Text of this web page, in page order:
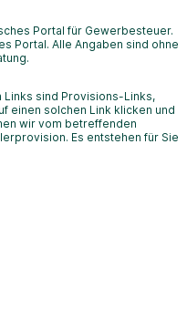
Portal für Gewerbesteuer.
Portal. Alle Angaben sind ohne
sind Provisions-Links,
einen solchen Link klicken und
wir vom betreffenden
Es entstehen für Sie